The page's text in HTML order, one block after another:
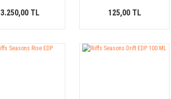
3.250,00 TL 125,00 TL